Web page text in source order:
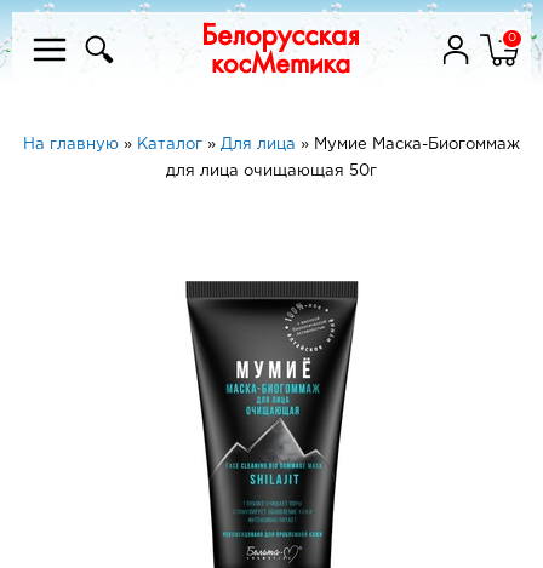
0
На главную » Каталог » Для лица » Мумие Маска-Биогоммаж
для лица очищающая 50г